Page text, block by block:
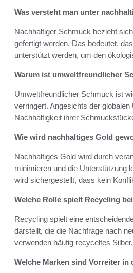
Was versteht man unter
Nachhaltiger Schmuck bezieht
gefertigt werden. Das bedeutet,
unterstützt werden, um den
Warum ist umweltfreundlicher
Umweltfreundlicher Schmuck ist
verringert. Angesichts der
Nachhaltigkeit ihrer
Wie wird nachhaltiges Gold
Nachhaltiges Gold wird durch
minimieren und die Unterstützung
wird sichergestellt, dass kein
Welche Rolle spielt Recycling
Recycling spielt eine
darstellt, die die Nachfrage nach
verwenden häufig recyceltes
Welche Marken sind Vorreiter